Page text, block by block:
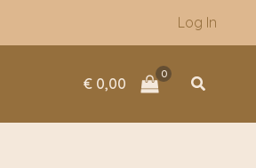
Log In
€ 0,00 Zoeken